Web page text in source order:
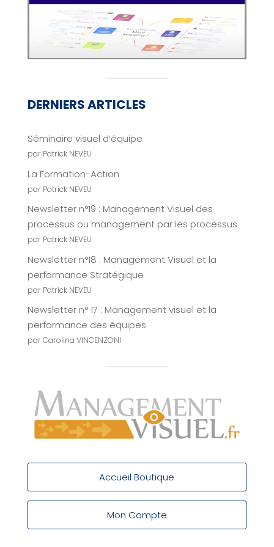
DERNIERS ARTICLES
Séminaire visuel d’équipe
par Patrick NEVEU
La Formation-Action
par Patrick NEVEU
Newsletter n°19 : Management Visuel des
processus ou management par les processus
par Patrick NEVEU
Newsletter n°18 : Management Visuel et la
performance Stratégique
par Patrick NEVEU
Newsletter n° 17 : Management visuel et la
performance des équipes
par Carolina VINCENZONI
Accueil Boutique
Mon Compte